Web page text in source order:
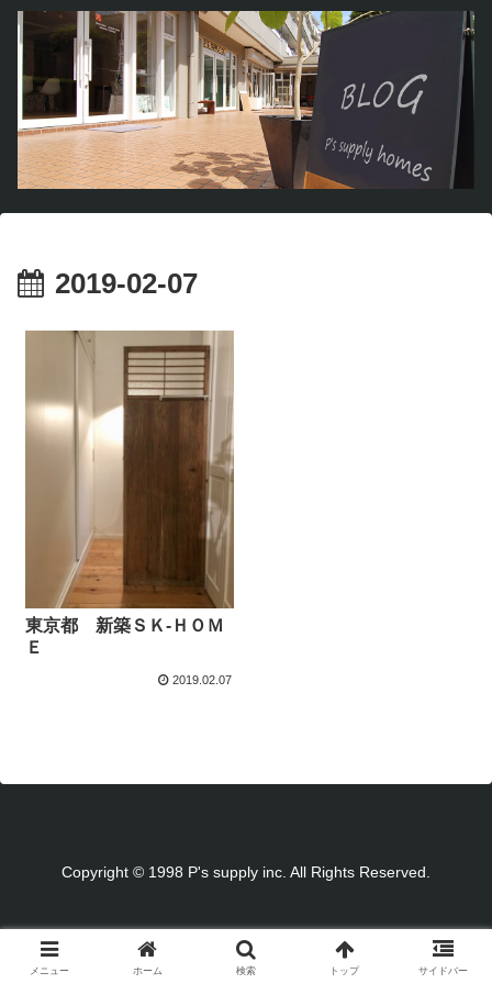
2019-02-07
東京都 新築ＳＫ-ＨＯＭ
Ｅ
2019.02.07
Copyright © 1998 P's supply inc. All Rights Reserved.
メニュー ホーム 検索 トップ サイドバー